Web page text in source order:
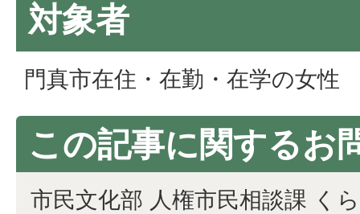
対象者
門真市在住・在勤・在学の女性
この記事に関するお
市民文化部 人権市民相談課 く